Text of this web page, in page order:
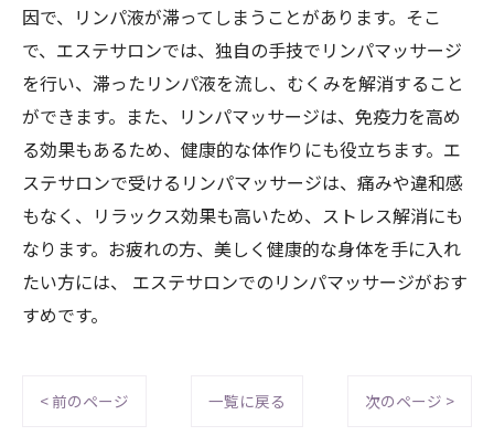
因で、リンパ液が滞ってしまうことがあります。そこ
で、エステサロンでは、独自の手技でリンパマッサージ
を行い、滞ったリンパ液を流し、むくみを解消すること
ができます。また、リンパマッサージは、免疫力を高め
る効果もあるため、健康的な体作りにも役立ちます。エ
ステサロンで受けるリンパマッサージは、痛みや違和感
もなく、リラックス効果も高いため、ストレス解消にも
なります。お疲れの方、美しく健康的な身体を手に入れ
たい方には、 エステサロンでのリンパマッサージがおす
すめです。
< 前のページ 一覧に戻る 次のページ >